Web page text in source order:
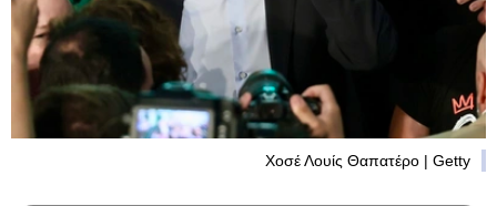
Χοσέ Λουίς Θαπατέρο | Getty